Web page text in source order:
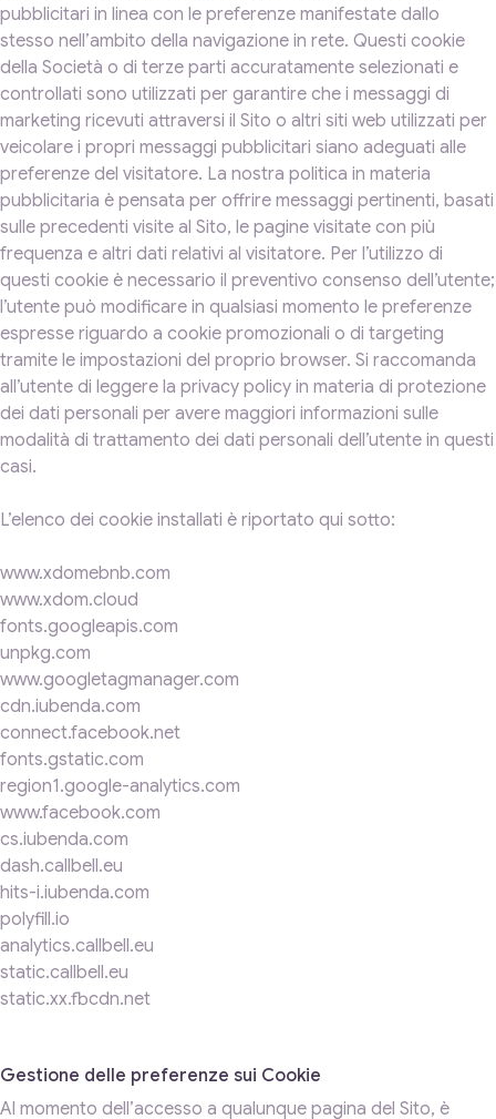
pubblicitari in linea con le preferenze manifestate dallo
stesso nell’ambito della navigazione in rete. Questi cookie
della Società o di terze parti accuratamente selezionati e
controllati sono utilizzati per garantire che i messaggi di
marketing ricevuti attraversi il Sito o altri siti web utilizzati per
veicolare i propri messaggi pubblicitari siano adeguati alle
preferenze del visitatore. La nostra politica in materia
pubblicitaria è pensata per offrire messaggi pertinenti, basati
sulle precedenti visite al Sito, le pagine visitate con più
frequenza e altri dati relativi al visitatore. Per l’utilizzo di
questi cookie è necessario il preventivo consenso dell’utente;
l’utente può modificare in qualsiasi momento le preferenze
espresse riguardo a cookie promozionali o di targeting
tramite le impostazioni del proprio browser. Si raccomanda
all’utente di leggere la privacy policy in materia di protezione
dei dati personali per avere maggiori informazioni sulle
modalità di trattamento dei dati personali dell’utente in questi
casi.
L’elenco dei cookie installati è riportato qui sotto:
www.xdomebnb.com
www.xdom.cloud
fonts.googleapis.com
unpkg.com
www.googletagmanager.com
cdn.iubenda.com
connect.facebook.net
fonts.gstatic.com
region1.google-analytics.com
www.facebook.com
cs.iubenda.com
dash.callbell.eu
hits-i.iubenda.com
polyfill.io
analytics.callbell.eu
static.callbell.eu
static.xx.fbcdn.net
Gestione delle preferenze sui Cookie
Al momento dell’accesso a qualunque pagina del Sito, è